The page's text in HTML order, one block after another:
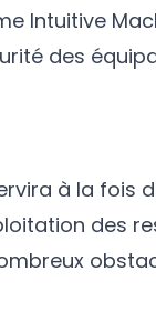
Intuitive
des
à la fois
des